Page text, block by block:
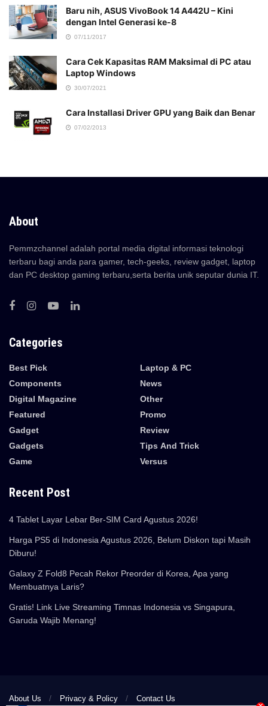
Baru nih, ASUS VivoBook 14 A442U – Kini
dengan Intel Generasi ke-8
07/11/2017
Cara Cek Kapasitas RAM Maksimal di PC atau
Laptop Windows
30/07/2021
Cara Installasi Driver GPU yang Baik dan Benar
07/02/2013
About
Pemmzchannel adalah portal media digital informasi teknologi
terbaru bagi anda para gamer, tech-geeks, review gadget, laptop
dan PC desktop gaming terbaru,serta berita unik seputar dunia IT.
Categories
Best Pick
Components
Digital Magazine
Featured
Gadget
Gadgets
Game
Laptop & PC
News
Other
Promo
Review
Tips And Trick
Versus
Recent Post
4 Tablet Layar Lebar Ber-SIM Card Agustus 2026!
Harga PS5 di Indonesia Agustus 2026, Belum Diskon tapi Masih
Diburu!
Galaxy Z Fold8 Pecah Rekor Preorder di Korea, Apa yang
Membuatnya Laris?
Gratis! Link Live Streaming Timnas Indonesia vs Singapura,
Garuda Wajib Menang!
About Us Privacy & Policy Contact Us